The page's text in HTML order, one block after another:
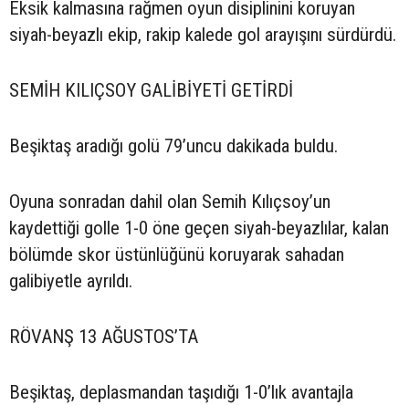
Eksik kalmasına rağmen oyun disiplinini koruyan
siyah-beyazlı ekip, rakip kalede gol arayışını sürdürdü.
SEMİH KILIÇSOY GALİBİYETİ GETİRDİ
Beşiktaş aradığı golü 79’uncu dakikada buldu.
Oyuna sonradan dahil olan Semih Kılıçsoy’un
kaydettiği golle 1-0 öne geçen siyah-beyazlılar, kalan
bölümde skor üstünlüğünü koruyarak sahadan
galibiyetle ayrıldı.
RÖVANŞ 13 AĞUSTOS’TA
Beşiktaş, deplasmandan taşıdığı 1-0’lık avantajla